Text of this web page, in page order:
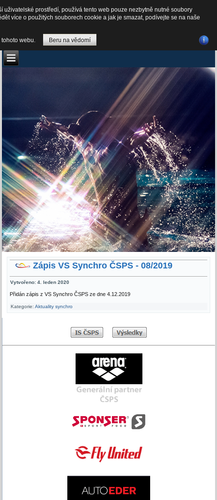
Synchronizované plavání
Zápis VS Synchro ČSPS - 08/2019
Vytvořeno: 4. leden 2020
Přidán zápis z VS Synchro ČSPS ze dne 4.12.2019
Kategorie:Aktuality synchro
uživatelské prostředí, používá tento web pouze nezbytně nutné soubory
více o použitých souborech cookie a jak je smazat, podívejte se na naše
webu. Beru na vědomí